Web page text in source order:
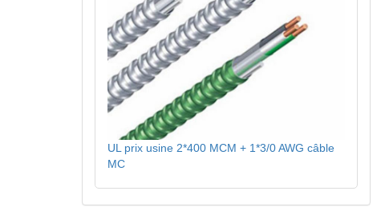
UL prix usine 2*400 MCM + 1*3/0 AWG câble
MC